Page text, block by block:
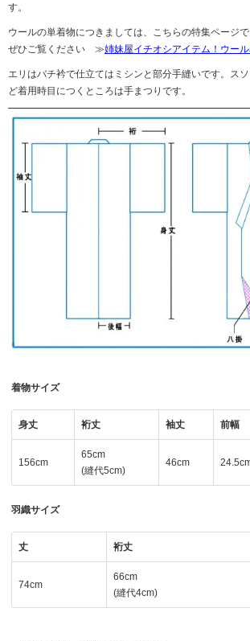
す。
ウールの単着物につきましては、こちらの特集ページで
ぜひご覧ください ≫姉妹屋イチオシアイテム！ウー
エリはバチ衿で仕立てはミシンと部分手縫いです。ス
ど着用時目につくところは手まつりです。
着物サイズ
身丈 裄丈 袖丈 前幅
156cm
65cm
(縫代5cm)
46cm
羽織サイズ
丈 裄丈
74cm
66cm
(縫代4cm)